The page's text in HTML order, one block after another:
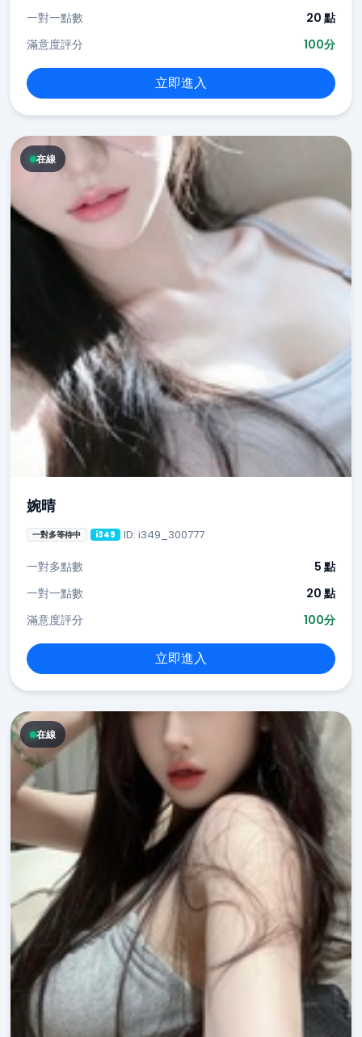
一對一點數
20 點
滿意度評分
100分
立即進入
在線
婉晴
一對多等待中 i349 ID: i349_300777
一對多點數
5 點
一對一點數
20 點
滿意度評分
100分
立即進入
在線